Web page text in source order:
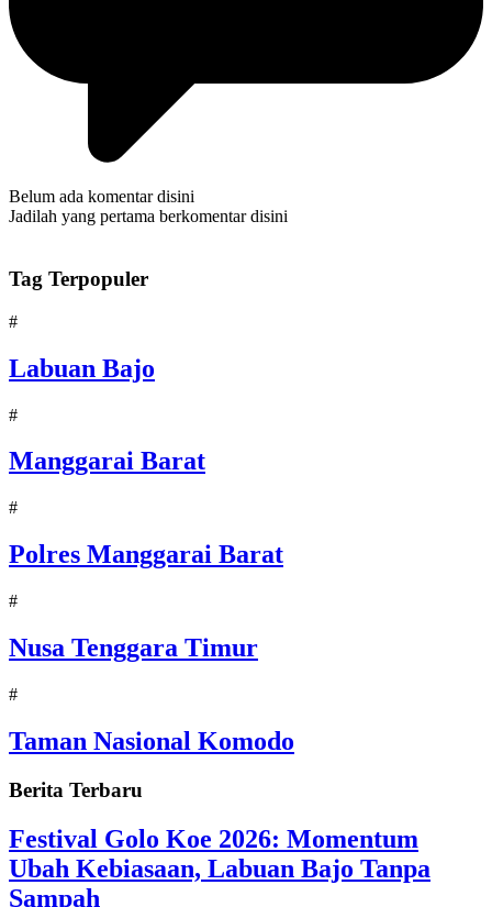
Belum ada komentar disini
Jadilah yang pertama berkomentar disini
Tag Terpopuler
#
Labuan Bajo
#
Manggarai Barat
#
Polres Manggarai Barat
#
Nusa Tenggara Timur
#
Taman Nasional Komodo
Berita Terbaru
Festival Golo Koe 2026: Momentum
Ubah Kebiasaan, Labuan Bajo Tanpa
Sampah